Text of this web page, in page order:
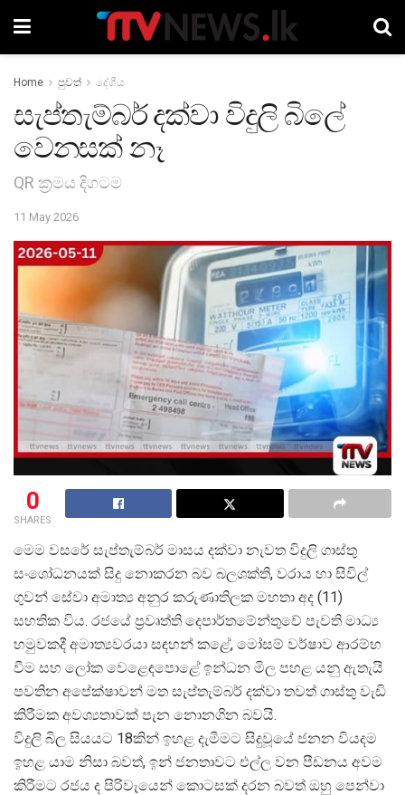
Home පුවත් දේශීය
සැප්තැම්බර් දක්වා විදුලි බිලේ
වෙනසක් නෑ
QR ක්‍රමය දිගටම
11 May 2026
0
SHARES
මෙම වසරේ සැප්තැම්බර් මාසය දක්වා නැවත විදුලි ගාස්තු
සංශෝධනයක් සිදු නොකරන බව බලශක්ති, වරාය හා සිවිල්
ගුවන් සේවා අමාත් ය අනුර කරුණාතිලක මහතා අද (11)
සහතික විය. රජයේ ප්රවෘත්ති දෙපාර්තමේන්තුවේ පැවති මාධ්
හමුවකදී අමාත්යවරයා සඳහන් කළේ, මෝසම් වර්ෂාව ආරම්භ
වීම සහ ලෝක වෙළෙඳපොළේ ඉන්ධන මිල පහළ යනු ඇතැයි
පවතින අපේක්ෂාවන් මත සැප්තැම්බර් දක්වා තවත් ගාස්තු වැඩි
කිරීමක අවශ්යතාවක් පැන නොනගින බවයි.
විදුලි බිල සියයට 18කින් ඉහළ දැමීමට සිදුවූයේ ජනන වියදම
ඉහළ යාම නිසා බවත්, ඉන් ජනතාවට එල්ල වන පීඩනය අවම
කිරීමට රජය ද පිරිවැයෙන් කොටසක් දරන බවත් ඔහු පෙන්වා